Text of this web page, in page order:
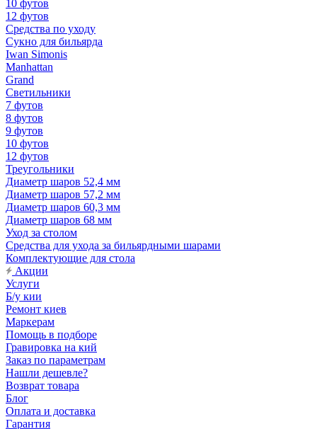
10 футов
12 футов
Средства по уходу
Сукно для бильярда
Iwan Simonis
Manhattan
Grand
Светильники
7 футов
8 футов
9 футов
10 футов
12 футов
Треугольники
Диаметр шаров 52,4 мм
Диаметр шаров 57,2 мм
Диаметр шаров 60,3 мм
Диаметр шаров 68 мм
Уход за столом
Средства для ухода за бильярдными шарами
Комплектующие для стола
Акции
Услуги
Б/у кии
Ремонт киев
Маркерам
Помощь в подборе
Гравировка на кий
Заказ по параметрам
Нашли дешевле?
Возврат товара
Блог
Оплата и доставка
Гарантия